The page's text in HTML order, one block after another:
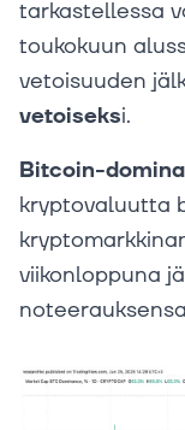
tarkastellessa
toukokuun
vetoisuuden
vetoiseksi.
Bitcoin-
kryptovaluutta
viikonloppuna